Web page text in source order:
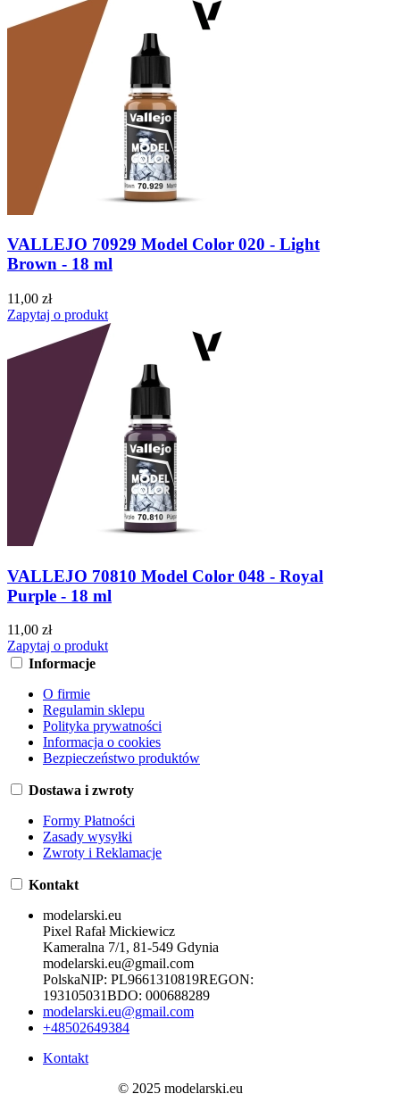
VALLEJO 70929 Model Color 020 - Light
Brown - 18 ml
11,00 zł
Zapytaj o produkt
VALLEJO 70810 Model Color 048 - Royal
Purple - 18 ml
11,00 zł
Zapytaj o produkt
Informacje
O firmie
Regulamin sklepu
Polityka prywatności
Informacja o cookies
Bezpieczeństwo produktów
Dostawa i zwroty
Formy Płatności
Zasady wysyłki
Zwroty i Reklamacje
Kontakt
modelarski.eu
Pixel Rafał Mickiewicz
Kameralna 7/1, 81-549 Gdynia
modelarski.eu@gmail.com
PolskaNIP: PL9661310819REGON:
193105031BDO: 000688289
modelarski.eu@gmail.com
+48502649384
Kontakt
© 2025 modelarski.eu